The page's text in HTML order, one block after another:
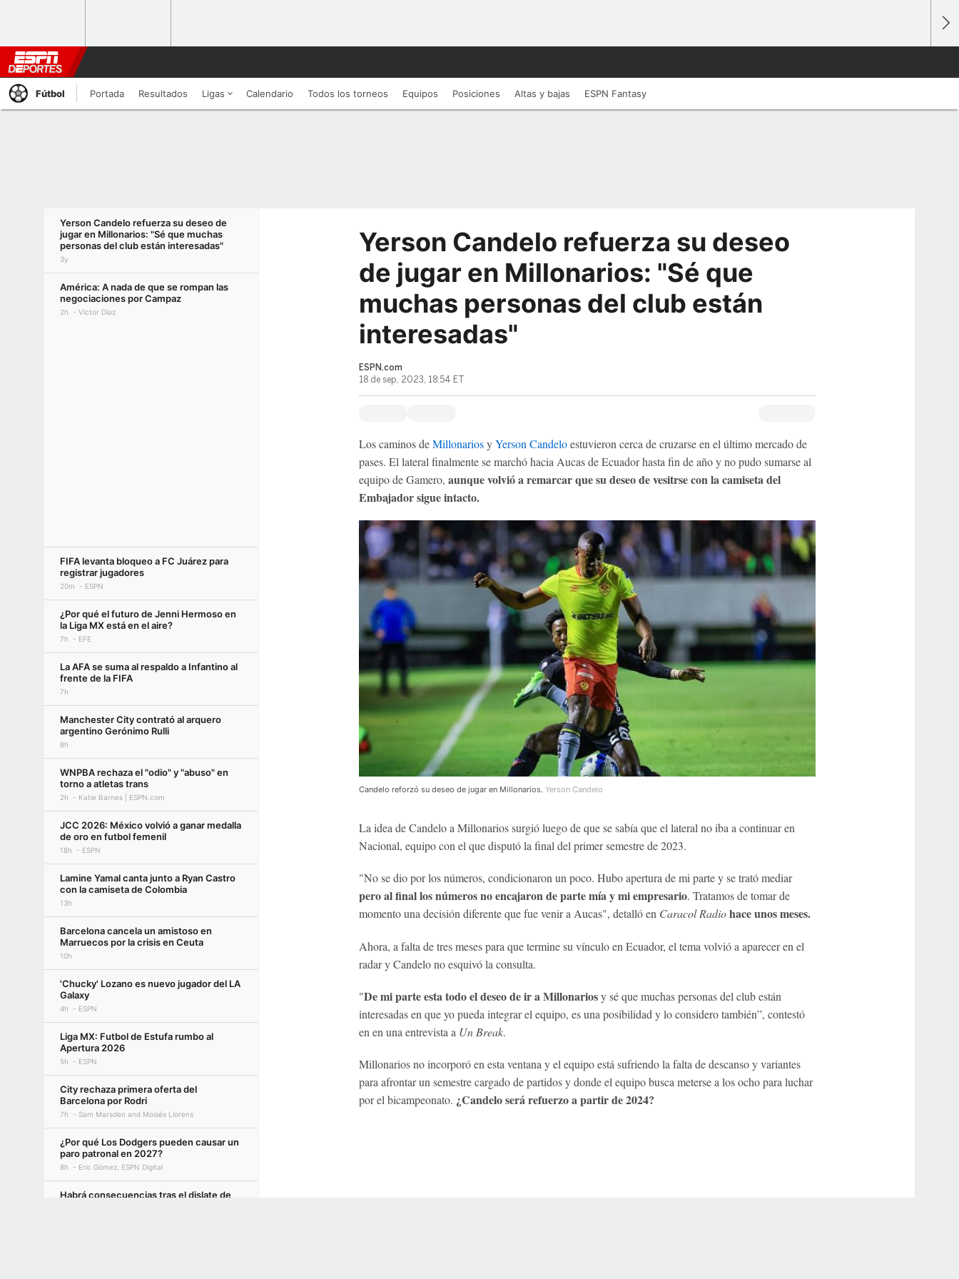
Fútbol Portada Resultados Ligas Calendario Todos los torneos Equipos Posiciones Altas y bajas ESPN Fantasy
Yerson Candelo refuerza su deseo de
jugar en Millonarios: "Sé que muchas
personas del club están interesadas"
3y
América: A nada de que se rompan las
negociaciones por Campaz
2h Víctor Díaz
FIFA levanta bloqueo a FC Juárez para
registrar jugadores
20m ESPN
¿Por qué el futuro de Jenni Hermoso en
la Liga MX está en el aire?
7h EFE
La AFA se suma al respaldo a Infantino al
frente de la FIFA
7h
Manchester City contrató al arquero
argentino Gerónimo Rulli
8h
WNPBA rechaza el "odio" y "abuso" en
torno a atletas trans
2h Katie Barnes | ESPN.com
JCC 2026: México volvió a ganar medalla
de oro en futbol femenil
18h ESPN
Lamine Yamal canta junto a Ryan Castro
con la camiseta de Colombia
13h
Barcelona cancela un amistoso en
Marruecos por la crisis en Ceuta
10h
'Chucky' Lozano es nuevo jugador del LA
Galaxy
4h ESPN
Liga MX: Futbol de Estufa rumbo al
Apertura 2026
5h ESPN
City rechaza primera oferta del
Barcelona por Rodri
7h Sam Marsden and Moisés Llorens
¿Por qué Los Dodgers pueden causar un
paro patronal en 2027?
8h Eric Gómez, ESPN Digital
Habrá consecuencias tras el dislate de
Yerson Candelo refuerza su deseo
de jugar en Millonarios: "Sé que
muchas personas del club están
interesadas"
ESPN.com
18 de sep, 2023, 18:54 ET
Los caminos deMillonariosyYerson Candelo estuvieron cerca de cruzarse en el último mercado de
pases. El lateral finalmente se marchó hacia Aucas de Ecuador hasta fin de año y no pudo sumarse al
equipo de Gamero, aunque volvió a remarcar que su deseo de vesitrse con la camiseta del
Embajador sigue intacto.
Candelo reforzó su deseo de jugar en Millonarios. Yerson Candelo
La idea de Candelo a Millonarios surgió luego de que se sabía que el lateral no iba a continuar en
Nacional, equipo con el que disputó la final del primer semestre de 2023.
"No se dio por los números, condicionaron un poco. Hubo apertura de mi parte y se trató mediar
pero al final los números no encajaron de parte mía y mi empresario. Tratamos de tomar de
momento una decisión diferente que fue venir a Aucas", detalló en Caracol Radio hace unos meses.
Ahora, a falta de tres meses para que termine su vínculo en Ecuador, el tema volvió a aparecer en el
radar y Candelo no esquivó la consulta.
"De mi parte esta todo el deseo de ir a Millonariosy sé que muchas personas del club están
interesadas en que yo pueda integrar el equipo, es una posibilidad y lo considero también”, contestó
en en una entrevista a Un Break.
Millonarios no incorporó en esta ventana y el equipo está sufriendo la falta de descanso y variantes
para afrontar un semestre cargado de partidos y donde el equipo busca meterse a los ocho para luchar
por el bicampeonato. ¿Candelo será refuerzo a partir de 2024?